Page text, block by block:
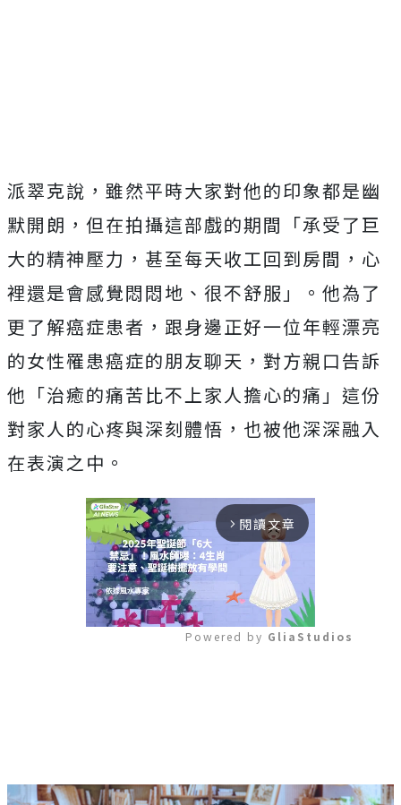
派翠克說，雖然平時大家對他的印象都是幽
默開朗，但在拍攝這部戲的期間「承受了巨
大的精神壓力，甚至每天收工回到房間，心
裡還是會感覺悶悶地、很不舒服」。他為了
更了解癌症患者，跟身邊正好一位年輕漂亮
的女性罹患癌症的朋友聊天，對方親口告訴
他「治癒的痛苦比不上家人擔心的痛」這份
對家人的心疼與深刻體悟，也被他深深融入
在表演之中。
arrow_forward_ios 閱讀文章
Powered by GliaStudios